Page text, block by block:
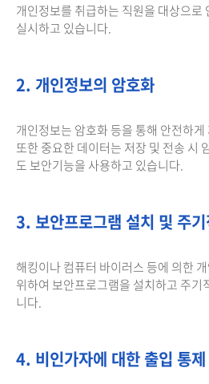
개인정보를 취급하는 직원을 대상으로
실시하고 있습니다.
2. 개인정보의 암호화
개인정보는 암호화 등을 통해 안전하
또한 중요한 데이터는 저장 및 전송 시
도 보안기능을 사용하고 있습니다.
3. 보안프로그램 설치 및 주
해킹이나 컴퓨터 바이러스 등에 의한
위하여 보안프로그램을 설치하고 주기
니다.
4. 비인가자에 대한 출입 통제